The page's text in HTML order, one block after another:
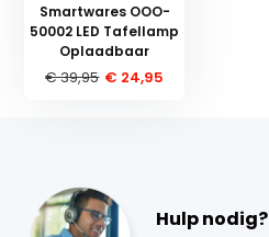
Smartwares OOO-
50002 LED Tafellamp
Oplaadbaar
€ 39,95 € 24,95
Hulp nodig?